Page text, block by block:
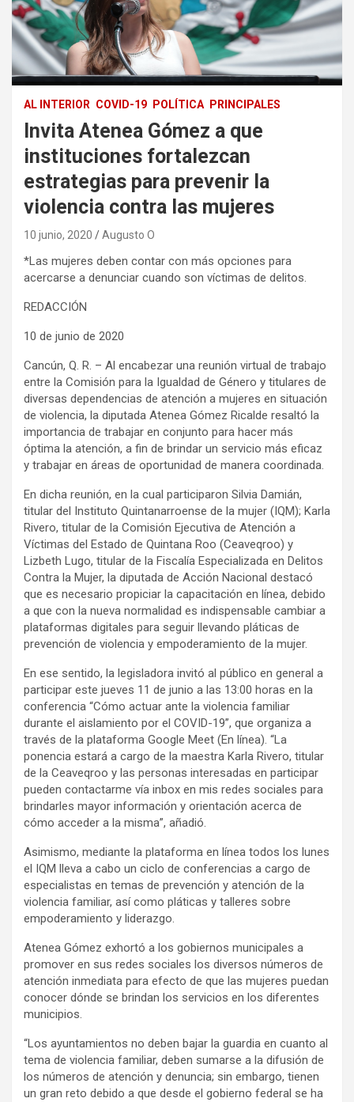
AL INTERIOR COVID-19 POLÍTICA PRINCIPALES
Invita Atenea Gómez a que
instituciones fortalezcan
estrategias para prevenir la
violencia contra las mujeres
10 junio, 2020 Augusto O
*Las mujeres deben contar con más opciones para
acercarse a denunciar cuando son víctimas de delitos.
REDACCIÓN
10 de junio de 2020
Cancún, Q. R. – Al encabezar una reunión virtual de trabajo
entre la Comisión para la Igualdad de Género y titulares de
diversas dependencias de atención a mujeres en situación
de violencia, la diputada Atenea Gómez Ricalde resaltó la
importancia de trabajar en conjunto para hacer más
óptima la atención, a fin de brindar un servicio más eficaz
y trabajar en áreas de oportunidad de manera coordinada.
En dicha reunión, en la cual participaron Silvia Damián,
titular del Instituto Quintanarroense de la mujer (IQM); Karla
Rivero, titular de la Comisión Ejecutiva de Atención a
Víctimas del Estado de Quintana Roo (Ceaveqroo) y
Lizbeth Lugo, titular de la Fiscalía Especializada en Delitos
Contra la Mujer, la diputada de Acción Nacional destacó
que es necesario propiciar la capacitación en línea, debido
a que con la nueva normalidad es indispensable cambiar a
plataformas digitales para seguir llevando pláticas de
prevención de violencia y empoderamiento de la mujer.
En ese sentido, la legisladora invitó al público en general a
participar este jueves 11 de junio a las 13:00 horas en la
conferencia “Cómo actuar ante la violencia familiar
durante el aislamiento por el COVID-19”, que organiza a
través de la plataforma Google Meet (En línea). “La
ponencia estará a cargo de la maestra Karla Rivero, titular
de la Ceaveqroo y las personas interesadas en participar
pueden contactarme vía inbox en mis redes sociales para
brindarles mayor información y orientación acerca de
cómo acceder a la misma”, añadió.
Asimismo, mediante la plataforma en línea todos los lunes
el IQM lleva a cabo un ciclo de conferencias a cargo de
especialistas en temas de prevención y atención de la
violencia familiar, así como pláticas y talleres sobre
empoderamiento y liderazgo.
Atenea Gómez exhortó a los gobiernos municipales a
promover en sus redes sociales los diversos números de
atención inmediata para efecto de que las mujeres puedan
conocer dónde se brindan los servicios en los diferentes
municipios.
“Los ayuntamientos no deben bajar la guardia en cuanto al
tema de violencia familiar, deben sumarse a la difusión de
los números de atención y denuncia; sin embargo, tienen
un gran reto debido a que desde el gobierno federal se ha